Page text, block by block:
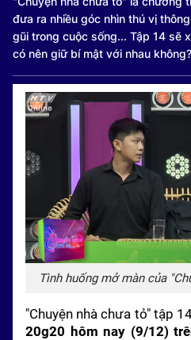
đưa ra nhiều góc nhìn thú vị
gũi trong cuộc sống... Tập 14 sẽ
có nên giữ bí mật với nhau
Tình huống mở màn của
"Chuyện nhà chưa tỏ" tập
20g20 hôm nay (9/12)